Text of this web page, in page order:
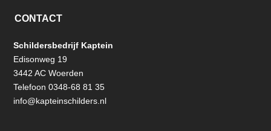
CONTACT
Schildersbedrijf Kaptein
Edisonweg 19
3442 AC Woerden
Telefoon 0348-68 81 35
info@kapteinschilders.nl